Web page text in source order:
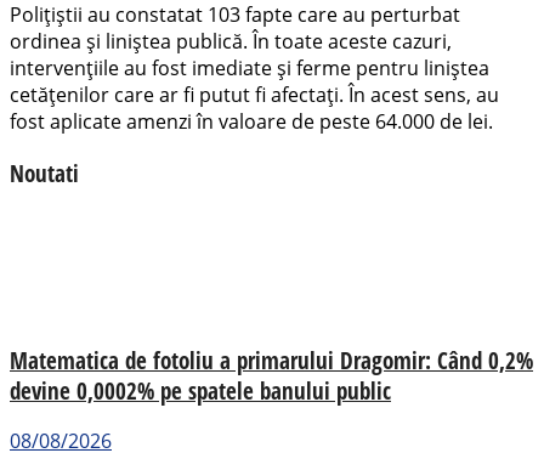
Polițiștii au constatat 103 fapte care au perturbat
ordinea și liniștea publică. În toate aceste cazuri,
intervențiile au fost imediate și ferme pentru liniștea
cetățenilor care ar fi putut fi afectați. În acest sens, au
fost aplicate amenzi în valoare de peste 64.000 de lei.
Noutati
Matematica de fotoliu a primarului Dragomir: Când 0,2%
devine 0,0002% pe spatele banului public
08/08/2026